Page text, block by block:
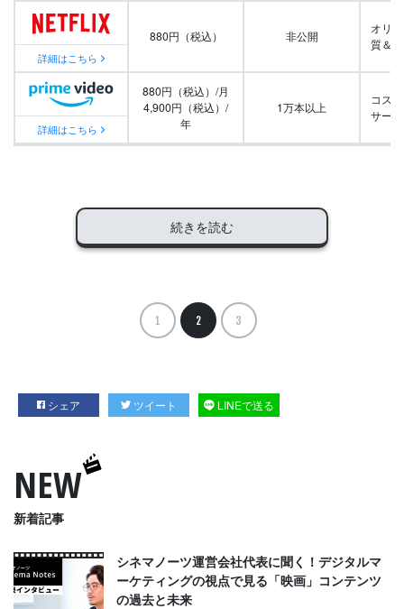
詳細はこちら
880円（税込） 非公開
オリ
質＆
詳細はこちら
880円（税込）/月
4,900円（税込）/
年
1万本以上
コス
サー
続きを読む
1 2 3
シェア ツイート LINEで送る
NEW
新着記事
シネマノーツ運営会社代表に聞く！デジタルマ
ーケティングの視点で見る「映画」コンテンツ
の過去と未来